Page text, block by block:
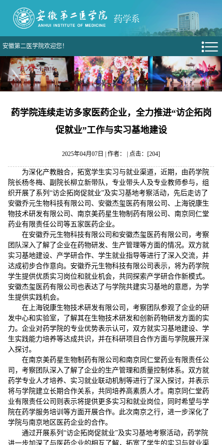
安徽第二医学院欢迎您！
药学院连续走访多家医药企业，全力推进“访企拓岗
促就业”工作与实习基地建设
2025年04月07日 | 作者： | 点击：[204]
为深化产教融合，拓宽学生实习与就业渠道，近期，由药学院
院长杨冬梅、副院长柳立新带队，专业带头人及专业教师参与，组
织开展了系列“访企拓岗促就业”及实习基地考察活动，先后走访了
安徽乔元生物科技有限公司、安徽杰玺医药有限公司、上海锐康生
物技术研发有限公司、南京美药星生物制药有限公司、南京同仁堂
药业有限责任公司等五家医药企业。
在安徽乔元生物科技有限公司和安徽杰玺医药有限公司，考察
团队深入了解了企业在药物研发、生产管理等方面的情况。双方就
实习基地建设、产学研合作、学生就业指导等进行了深入交流，并
达成初步合作意向。安徽乔元生物科技有限公司表示，将为药学院
学生提供优质实习岗位和就业机会，共同探索产学研合作新模式。
安徽杰玺医药有限公司也表达了与学院共建实习基地的意愿，为学
生提供实践机会。
在上海锐康生物技术研发有限公司，考察团队参观了企业的研
发中心和实验室，了解其在生物技术研发和创新药物研发方面的实
力。企业对药学院的专业优势表示认可，双方就实习基地建设、学
生实践能力培养等达成共识，并在科研项目合作方面与学院展开深
入探讨。
在南京美药星生物制药有限公司和南京同仁堂药业有限责任公
司，考察团队深入了解了企业的生产管理和质量控制体系。双方就
药学专业人才培养、实习就业联动机制等进行了深入探讨，并表示
将与学院建立长期合作关系，共同培养高素质人才。南京同仁堂药
业有限责任公司则表示将提供更多实习和就业岗位，同时希望与学
院在药学服务培训等方面开展合作。此次南京之行，进一步深化了
学院与南京地区医药企业的合作。
通过开展系列“访企拓岗促就业”及实习基地考察活动，药学院
进一步加深了与医药企业的相互了解，拓宽了学生的实习与就业渠